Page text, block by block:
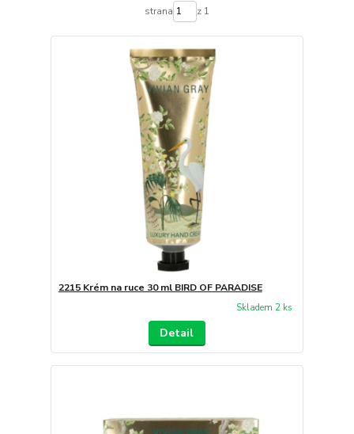
strana z 1
2215 Krém na ruce 30 ml BIRD OF PARADISE
Skladem 2 ks
Detail